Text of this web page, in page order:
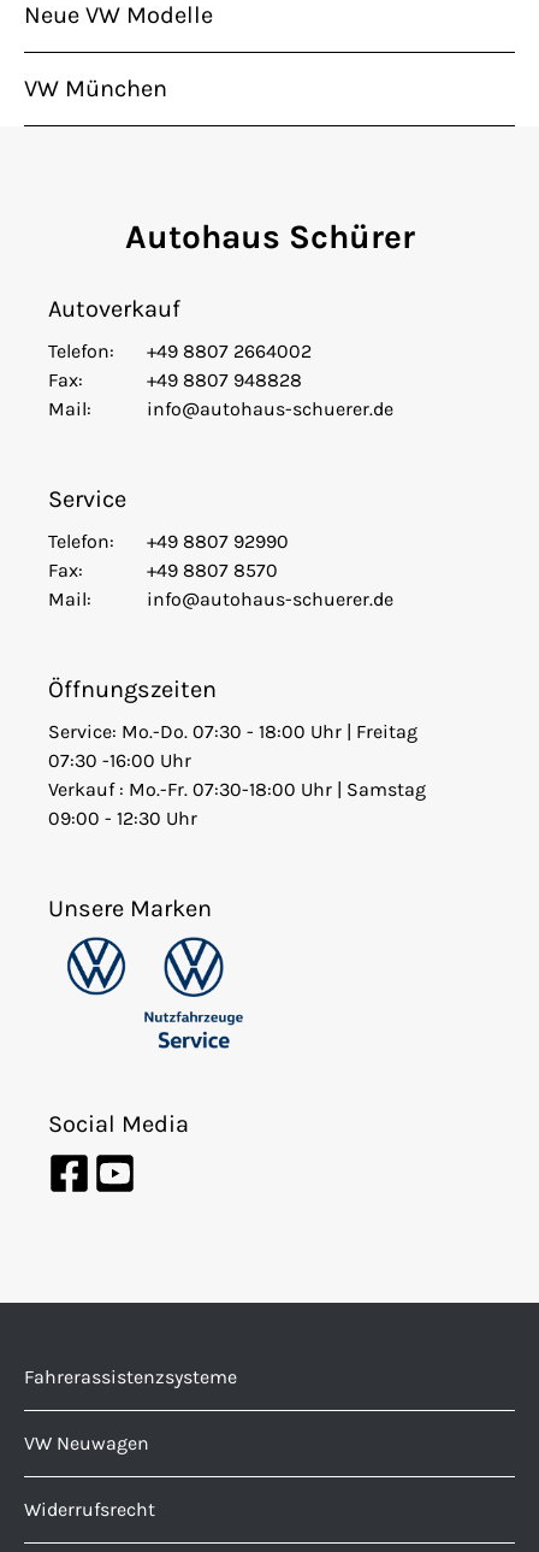
Neue VW Modelle
VW München
Autohaus Schürer
Autoverkauf
Telefon:
+49 8807 2664002
Fax:
+49 8807 948828
Mail:
info@autohaus-schuerer.de
Service
Telefon:
+49 8807 92990
Fax:
+49 8807 8570
Mail:
info@autohaus-schuerer.de
Öffnungszeiten
Service: Mo.-Do. 07:30 - 18:00 Uhr | Freitag
07:30 -16:00 Uhr
Verkauf : Mo.-Fr. 07:30-18:00 Uhr | Samstag
09:00 - 12:30 Uhr
Unsere Marken
Social Media
Fahrerassistenzsysteme
VW Neuwagen
Widerrufsrecht